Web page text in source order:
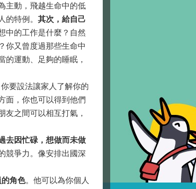
主動，飛越生命中的低
的特例。 其次，給自己
中的工作是什麼？自然
你又曾度過那些生命中
的運動、足夠的睡眠，
要設法讓家人了解你的
面，你也可以得到他們
友之間可以相互打氣，
去因忙碌，想做而未做
競爭力。像安排出國深
的角色。他可以為你個人